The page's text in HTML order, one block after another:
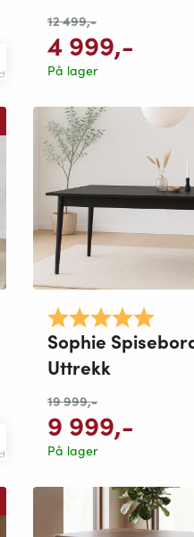
12 499,-
4 999,-
På lager
Karakter:
Sophie
Uttrekk
19 999,-
9 999,-
På lager